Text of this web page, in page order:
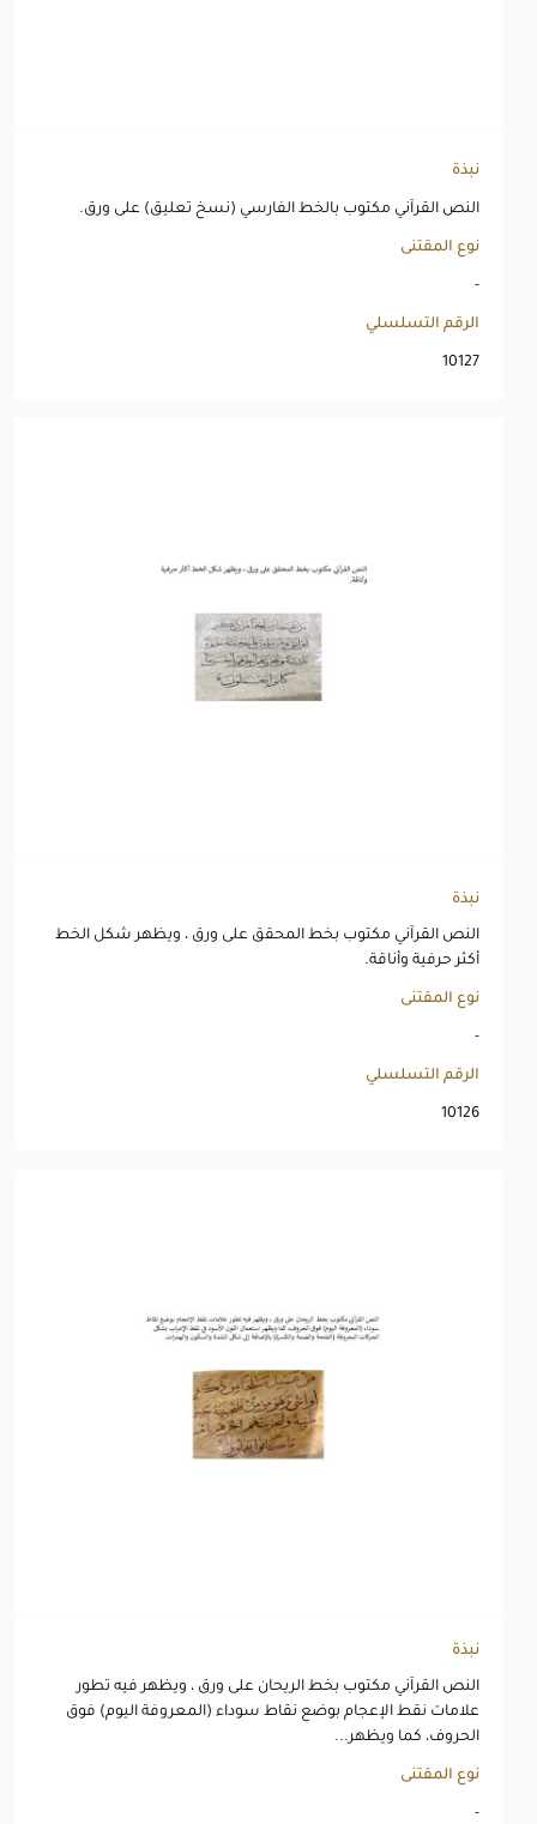
نبذة
النص القرآني مكتوب بالخط الفارسي (نسخ تعليق) على ورق.
نوع المقتنى
-
الرقم التسلسلي
10127
نبذة
النص القرآني مكتوب بخط المحقق على ورق ، ويظهر شكل الخط
أكثر حرفية وأناقة.
نوع المقتنى
-
الرقم التسلسلي
10126
نبذة
النص القرآني مكتوب بخط الريحان على ورق ، ويظهر فيه تطور
علامات نقط الإعجام بوضع نقاط سوداء (المعروفة اليوم) فوق
الحروف، كما ويظهر...
نوع المقتنى
-